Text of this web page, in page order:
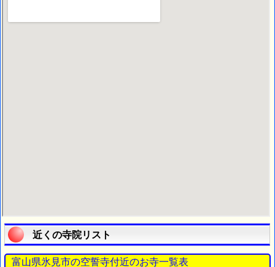
近くの寺院リスト
富山県氷見市の空誓寺付近のお寺一覧表